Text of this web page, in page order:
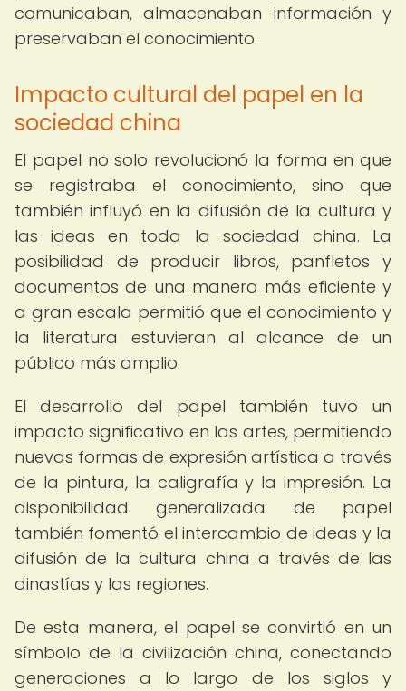
comunicaban, almacenaban información y
preservaban el conocimiento.
Impacto cultural del papel en la
sociedad china
El papel no solo revolucionó la forma en que
se registraba el conocimiento, sino que
también influyó en la difusión de la cultura y
las ideas en toda la sociedad china. La
posibilidad de producir libros, panfletos y
documentos de una manera más eficiente y
a gran escala permitió que el conocimiento y
la literatura estuvieran al alcance de un
público más amplio.
El desarrollo del papel también tuvo un
impacto significativo en las artes, permitiendo
nuevas formas de expresión artística a través
de la pintura, la caligrafía y la impresión. La
disponibilidad generalizada de papel
también fomentó el intercambio de ideas y la
difusión de la cultura china a través de las
dinastías y las regiones.
De esta manera, el papel se convirtió en un
símbolo de la civilización china, conectando
generaciones a lo largo de los siglos y